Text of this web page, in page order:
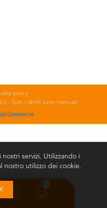
policy
- Tutti i diritti sono riservati
nostri servizi. Utilizzando i
nostro utilizzo dei cookie.